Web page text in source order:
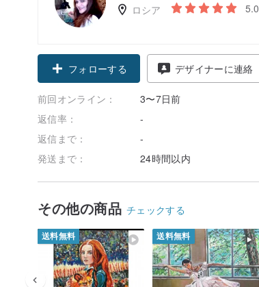
ロシア 5.0
フォローする デザイナーに連絡
前回オンライン：
3〜7日前
返信率：
-
返信まで：
-
発送まで：
24時間以内
その他の商品 チェックする
送料無料 送料無料